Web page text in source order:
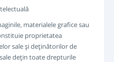
materialele grafice sau
proprietatea
sale şi deţinătorilor de
deţin toate drepturile